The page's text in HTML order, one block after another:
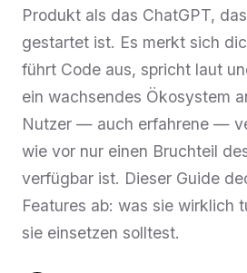
Produkt als das ChatGPT,
gestartet ist. Es merkt sich
führt Code aus, spricht laut
ein wachsendes Ökosystem
Nutzer — auch erfahrene —
wie vor nur einen Bruchteil
verfügbar ist. Dieser Guide
Features ab: was sie wirklich
sie einsetzen solltest.